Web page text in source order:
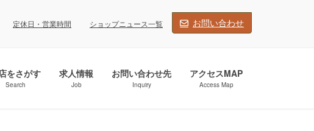
定休日・営業時間 ショップニュース一覧 お問い合わせ
をさがす
Search
求人情報
Job
お問い合わせ先
Inquiry
アクセスMAP
Access Map